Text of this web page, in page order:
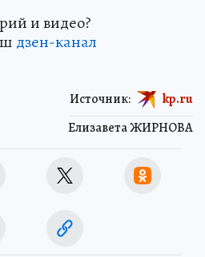
и видео?
дзен-канал
Елизавета ЖИРНОВА
Источник: kp.ru